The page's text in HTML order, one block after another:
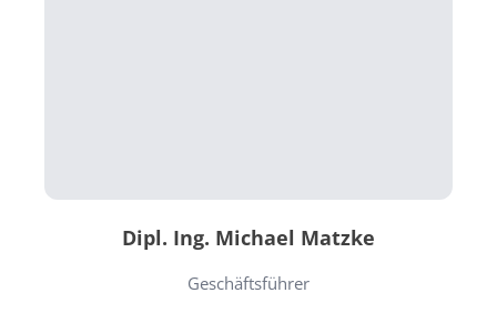
Dipl. Ing. Michael Matzke
Geschäftsführer